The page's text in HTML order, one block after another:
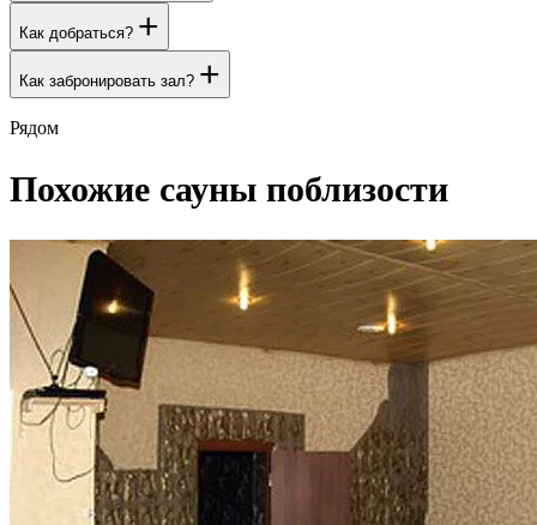
Как добраться? +
Как забронировать зал? +
Рядом
Похожие сауны поблизости